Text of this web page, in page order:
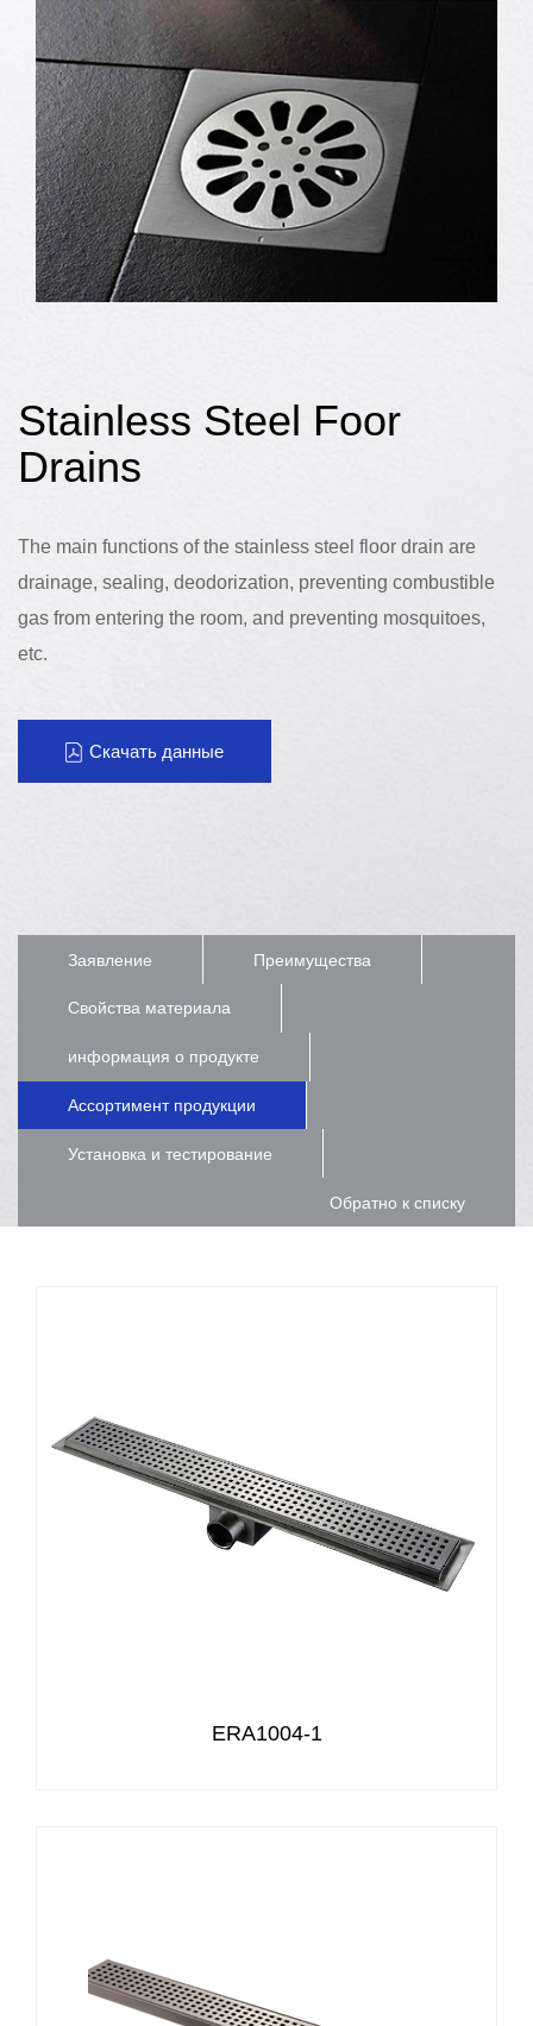
Stainless Steel Foor
Drains
The main functions of the stainless steel floor drain are
drainage, sealing, deodorization, preventing combustible
gas from entering the room, and preventing mosquitoes,
etc.
Скачать данные
Заявление Преимущества
Свойства материала
информация о продукте
Ассортимент продукции
Установка и тестирование
Обратно к списку
ERA1004-1